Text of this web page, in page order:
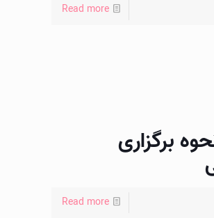
Read more
مورد نحوه برگزاری
Read more